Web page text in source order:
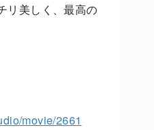
リ美しく、最高の
movie/2661